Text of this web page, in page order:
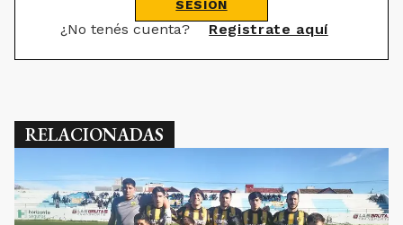
SESIÓN
¿No tenés cuenta? Registrate aquí
RELACIONADAS